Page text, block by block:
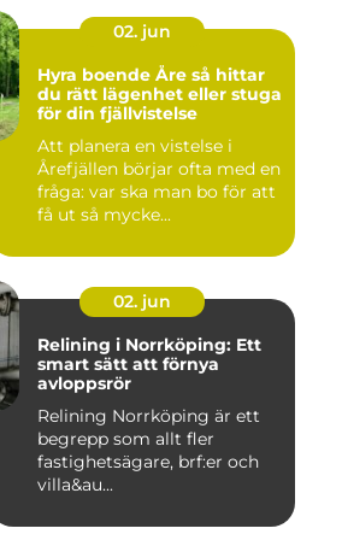
02. jun
Hyra boende Åre så hittar
du rätt lägenhet eller stuga
för din fjällvistelse
Att planera en vistelse i
Årefjällen börjar ofta med en
fråga: var ska man bo för att
få ut så mycke...
02. jun
Relining i Norrköping: Ett
smart sätt att förnya
avloppsrör
Relining Norrköping är ett
begrepp som allt fler
fastighetsägare, brf:er och
villa&au...